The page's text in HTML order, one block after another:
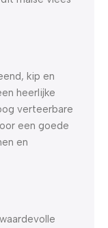
kip en
heerlijke
verteerbare
een goede
en